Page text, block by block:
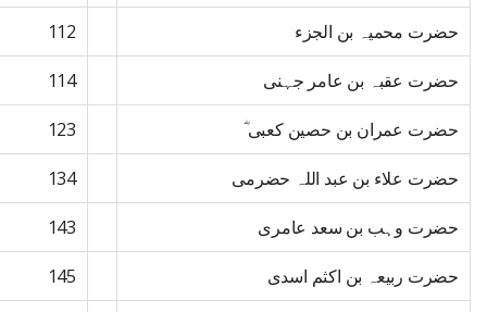
حضرت محمیہ بن الجزء 112
حضرت عقبہ بن عامر جہنی 114
حضرت عمران بن حصین کعبی ؓ 123
حضرت علاء بن عبد اللہ حضرمی 134
حضرت وہب بن سعد عامری 143
حضرت ربیعہ بن اکثم اسدی 145